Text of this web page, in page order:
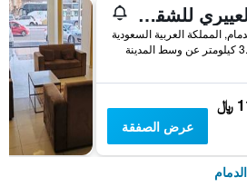
العييري للشقق المفروشة - الدمام 7
المملكة العربية السعودية
المدينة
﷼
عرض الصفقة